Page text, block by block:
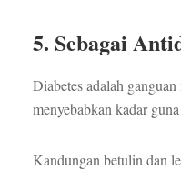
5. Sebagai
Diabetes adalah
menyebabkan kadar
Kandungan betulin dan